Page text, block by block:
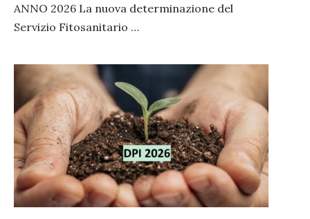
ANNO 2026 La nuova determinazione del
Servizio Fitosanitario …